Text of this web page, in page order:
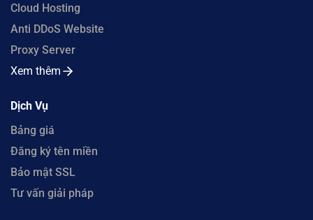
Cloud Hosting
Anti DDoS Website
Proxy Server
Xem thêm
Dịch Vụ
Bảng giá
Đăng ký tên miền
Bảo mật SSL
Tư vấn giải pháp